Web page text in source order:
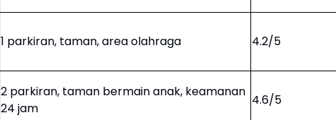
1 parkiran, taman, area olahraga 4.2/5
2 parkiran, taman bermain anak, keamanan
24 jam
4.6/5